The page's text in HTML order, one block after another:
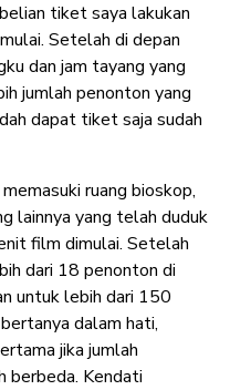
tiket saya lakukan
Setelah di depan
dan jam tayang yang
jumlah penonton yang
dapat tiket saja sudah
ruang bioskop,
lainnya yang telah duduk
film dimulai. Setelah
dari 18 penonton di
untuk lebih dari 150
dalam hati,
jika jumlah
berbeda. Kendati